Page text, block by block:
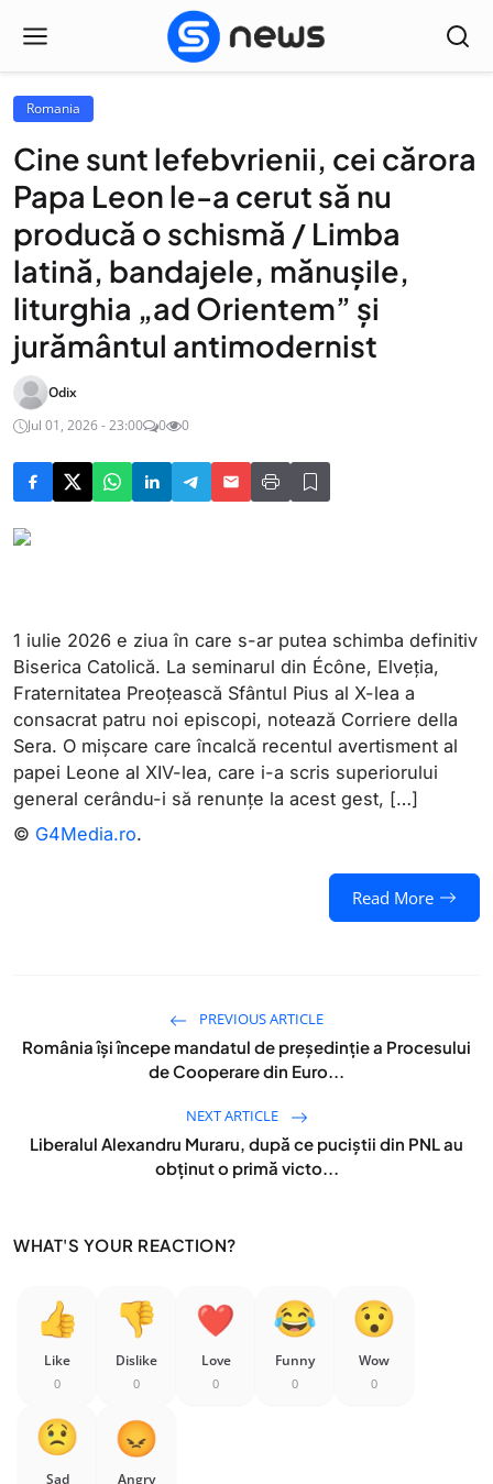
Romania
Cine sunt lefebvrienii, cei cărora
Papa Leon le-a cerut să nu
producă o schismă / Limba
latină, bandajele, mănușile,
liturghia „ad Orientem” și
jurământul antimodernist
Odix
Jul 01, 2026 - 23:00
0 0
1 iulie 2026 e ziua în care s-ar putea schimba definitiv
Biserica Catolică. La seminarul din Écône, Elveția,
Fraternitatea Preoțească Sfântul Pius al X-lea a
consacrat patru noi episcopi, notează Corriere della
Sera. O mișcare care încalcă recentul avertisment al
papei Leone al XIV-lea, care i-a scris superiorului
general cerându-i să renunțe la acest gest, […]
© G4Media.ro.
Read More
PREVIOUS ARTICLE
România își începe mandatul de președinție a Procesului
de Cooperare din Euro...
NEXT ARTICLE
Liberalul Alexandru Muraru, după ce puciștii din PNL au
obținut o primă victo...
WHAT'S YOUR REACTION?
Like
0
Dislike
0
Love
0
Funny
0
Wow
0
Sad Angry